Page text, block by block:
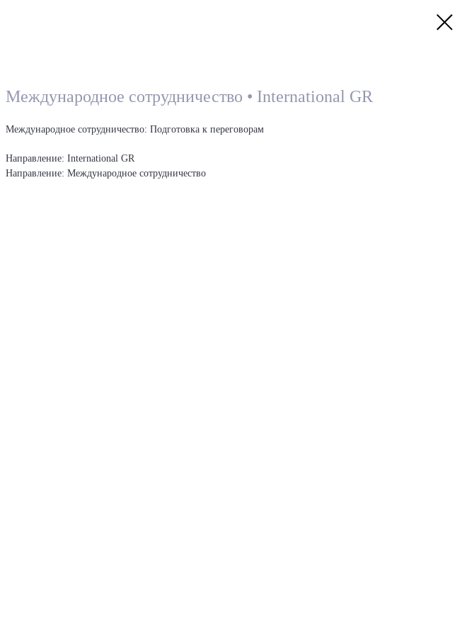
Международное сотрудничество • International GR
Международное сотрудничество: Подготовка к переговорам
Направление: International GR
Направление: Международное сотрудничество